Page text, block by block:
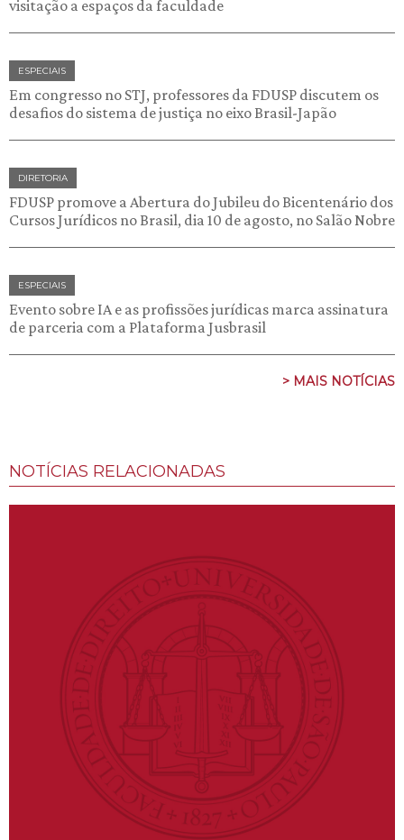
visitação a espaços da faculdade
ESPECIAIS
Em congresso no STJ, professores da FDUSP discutem os
desafios do sistema de justiça no eixo Brasil-Japão
DIRETORIA
FDUSP promove a Abertura do Jubileu do Bicentenário dos
Cursos Jurídicos no Brasil, dia 10 de agosto, no Salão Nobre
ESPECIAIS
Evento sobre IA e as profissões jurídicas marca assinatura
de parceria com a Plataforma Jusbrasil
> MAIS NOTÍCIAS
NOTÍCIAS RELACIONADAS